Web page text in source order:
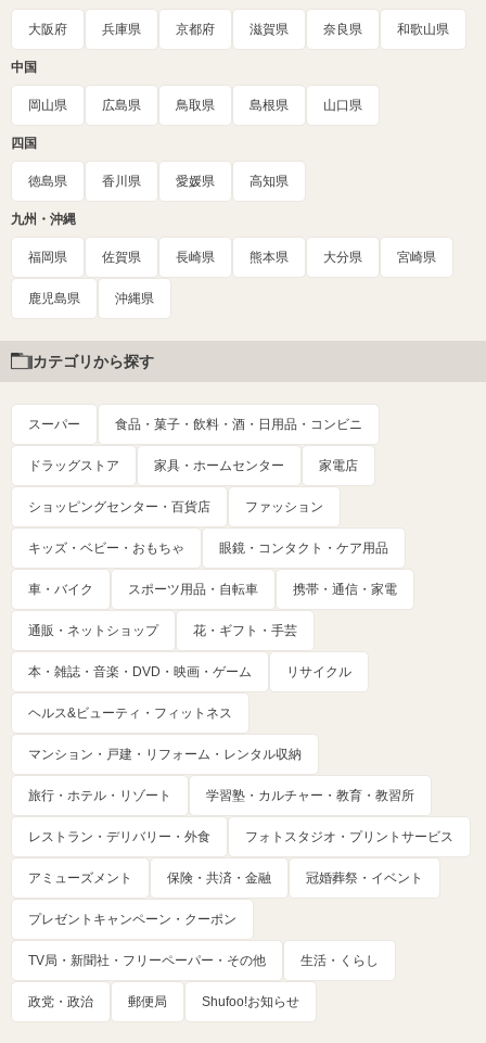
大阪府 兵庫県 京都府 滋賀県 奈良県 和歌山県
中国
岡山県 広島県 鳥取県 島根県 山口県
四国
徳島県 香川県 愛媛県 高知県
九州・沖縄
福岡県 佐賀県 長崎県 熊本県 大分県 宮崎県
鹿児島県 沖縄県
カテゴリから探す
スーパー 食品・菓子・飲料・酒・日用品・コンビニ
ドラッグストア 家具・ホームセンター 家電店
ショッピングセンター・百貨店 ファッション
キッズ・ベビー・おもちゃ 眼鏡・コンタクト・ケア用品
車・バイク スポーツ用品・自転車 携帯・通信・家電
通販・ネットショップ 花・ギフト・手芸
本・雑誌・音楽・DVD・映画・ゲーム リサイクル
ヘルス&ビューティ・フィットネス
マンション・戸建・リフォーム・レンタル収納
旅行・ホテル・リゾート 学習塾・カルチャー・教育・教習所
レストラン・デリバリー・外食 フォトスタジオ・プリントサービス
アミューズメント 保険・共済・金融 冠婚葬祭・イベント
プレゼントキャンペーン・クーポン
TV局・新聞社・フリーペーパー・その他 生活・くらし
政党・政治 郵便局 Shufoo!お知らせ